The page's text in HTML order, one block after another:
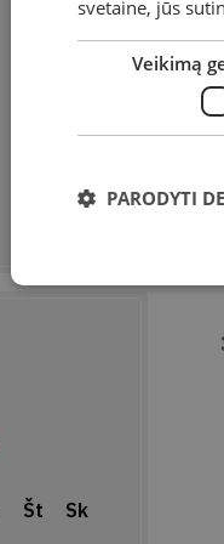
Št Sk
svetaine, jūs
Veikimą
PARODYTI